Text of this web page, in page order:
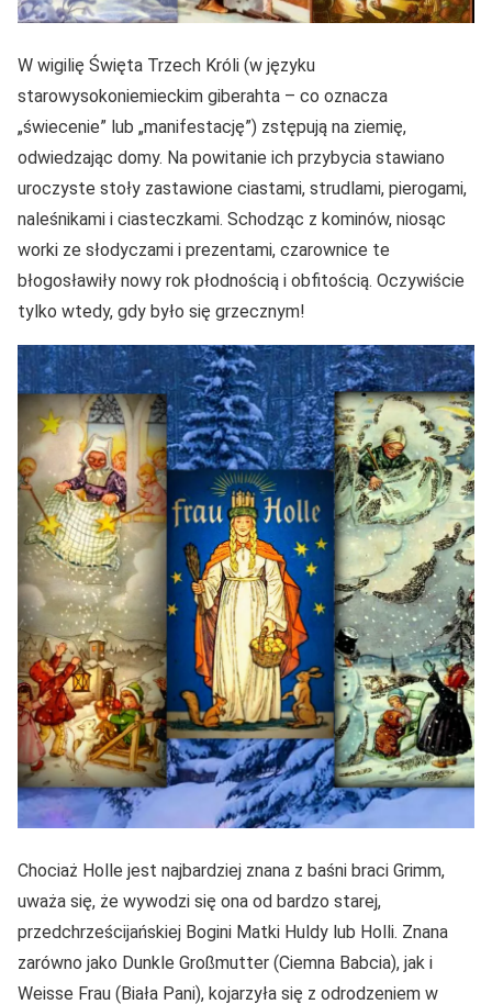
W wigilię Święta Trzech Króli (w języku
starowysokoniemieckim giberahta – co oznacza
„świecenie” lub „manifestację”) zstępują na ziemię,
odwiedzając domy. Na powitanie ich przybycia stawiano
uroczyste stoły zastawione ciastami, strudlami, pierogami,
naleśnikami i ciasteczkami. Schodząc z kominów, niosąc
worki ze słodyczami i prezentami, czarownice te
błogosławiły nowy rok płodnością i obfitością. Oczywiście
tylko wtedy, gdy było się grzecznym!
Chociaż Holle jest najbardziej znana z baśni braci Grimm,
uważa się, że wywodzi się ona od bardzo starej,
przedchrześcijańskiej Bogini Matki Huldy lub Holli. Znana
zarówno jako Dunkle Großmutter (Ciemna Babcia), jak i
Weisse Frau (Biała Pani), kojarzyła się z odrodzeniem w